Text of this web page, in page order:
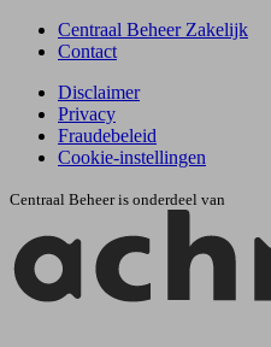
Centraal Beheer Zakelijk
Contact
Disclaimer
Privacy
Fraudebeleid
Cookie-instellingen
Centraal Beheer is onderdeel van